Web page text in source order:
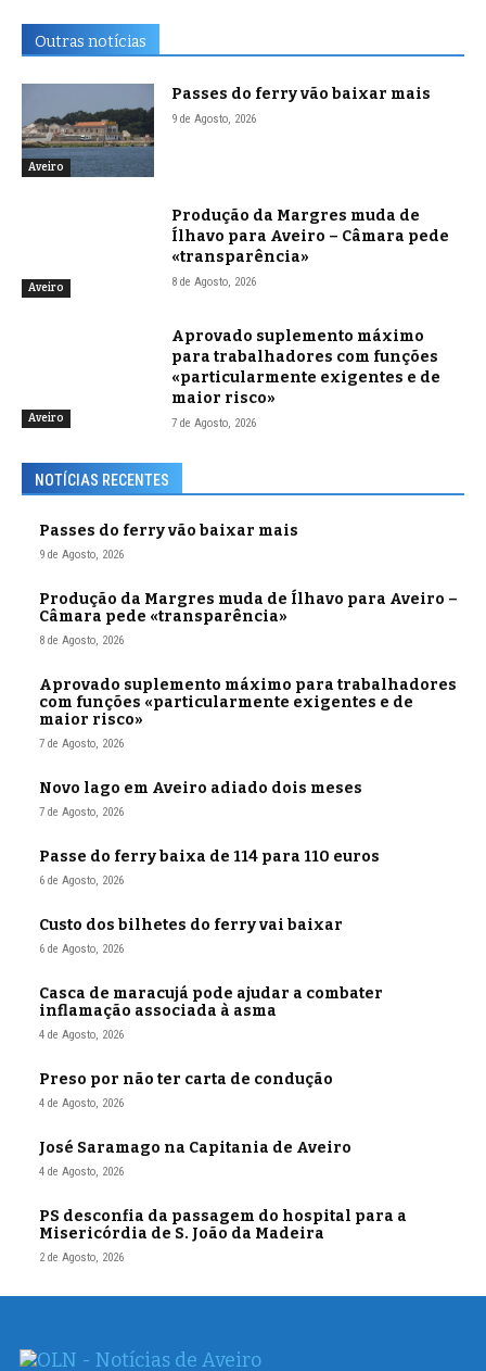
Outras notícias
Aveiro
Passes do ferry vão baixar mais
9 de Agosto, 2026
Aveiro
Produção da Margres muda de
Ílhavo para Aveiro – Câmara pede
«transparência»
8 de Agosto, 2026
Aveiro
Aprovado suplemento máximo
para trabalhadores com funções
«particularmente exigentes e de
maior risco»
7 de Agosto, 2026
NOTÍCIAS RECENTES
Passes do ferry vão baixar mais
9 de Agosto, 2026
Produção da Margres muda de Ílhavo para Aveiro –
Câmara pede «transparência»
8 de Agosto, 2026
Aprovado suplemento máximo para trabalhadores
com funções «particularmente exigentes e de
maior risco»
7 de Agosto, 2026
Novo lago em Aveiro adiado dois meses
7 de Agosto, 2026
Passe do ferry baixa de 114 para 110 euros
6 de Agosto, 2026
Custo dos bilhetes do ferry vai baixar
6 de Agosto, 2026
Casca de maracujá pode ajudar a combater
inflamação associada à asma
4 de Agosto, 2026
Preso por não ter carta de condução
4 de Agosto, 2026
José Saramago na Capitania de Aveiro
4 de Agosto, 2026
PS desconfia da passagem do hospital para a
Misericórdia de S. João da Madeira
2 de Agosto, 2026